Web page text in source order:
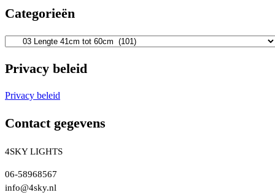
Categorieën
Privacy beleid
Privacy beleid
Contact gegevens
4SKY LIGHTS
06-58968567
info@4sky.nl